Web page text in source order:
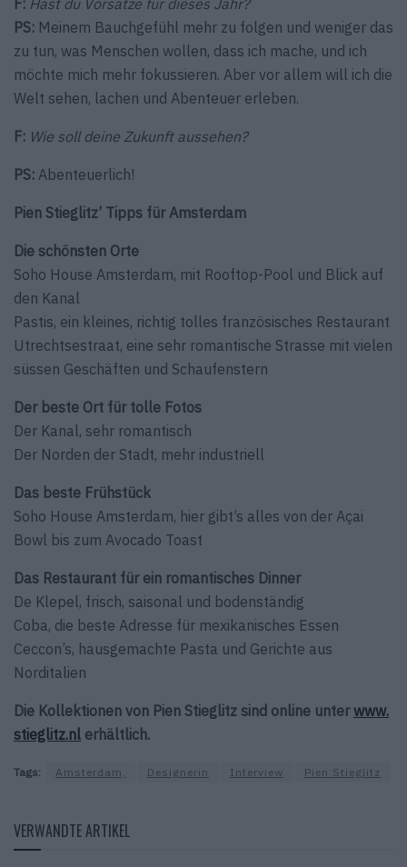
F: Hast du Vorsätze für dieses Jahr?
PS: Meinem Bauchgefühl mehr zu folgen und weniger das
zu tun, was Menschen wollen, dass ich mache, und ich
möchte mich mehr fokussieren. Aber vor allem will ich die
Welt sehen, lachen und Abenteuer erleben.
F: Wie soll deine Zukunft aussehen?
PS: Abenteuerlich!
Pien Stieglitz’ Tipps für Amsterdam
Die schönsten Orte
Soho House Amsterdam, mit Rooftop-Pool und Blick auf
den Kanal
Pastis, ein kleines, richtig tolles französisches Restaurant
Utrechtsestraat, eine sehr romantische Strasse mit vielen
süssen Geschäften und Schaufenstern
Der beste Ort für tolle Fotos
Der Kanal, sehr romantisch
Der Norden der Stadt, mehr industriell
Das beste Frühstück
Soho House Amsterdam, hier gibt’s alles von der Açai
Bowl bis zum Avocado Toast
Das Restaurant für ein romantisches Dinner
De Klepel, frisch, saisonal und bodenständig
Coba, die beste Adresse für mexikanisches Essen
Ceccon’s, hausgemachte Pasta und Gerichte aus
Norditalien
Die Kollektionen von Pien Stieglitz sind online unter www.
stieglitz.nl erhältlich.
Tags: Amsterdam, Designerin Interview Pien Stieglitz
VERWANDTE ARTIKEL